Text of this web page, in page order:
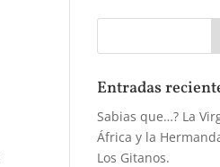
Entradas
Sabias que…? La
África y la
Los Gitanos.